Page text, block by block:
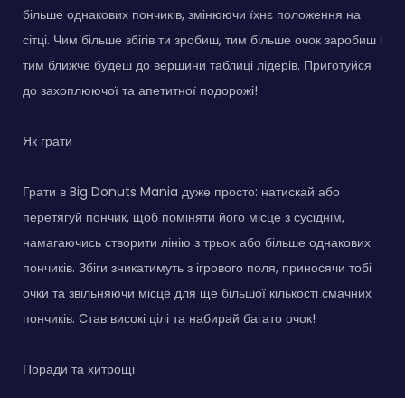
більше однакових пончиків, змінюючи їхнє положення на
сітці. Чим більше збігів ти зробиш, тим більше очок заробиш і
тим ближче будеш до вершини таблиці лідерів. Приготуйся
до захоплюючої та апетитної подорожі!
Як грати
Грати в Big Donuts Mania дуже просто: натискай або
перетягуй пончик, щоб поміняти його місце з сусіднім,
намагаючись створити лінію з трьох або більше однакових
пончиків. Збіги зникатимуть з ігрового поля, приносячи тобі
очки та звільняючи місце для ще більшої кількості смачних
пончиків. Став високі цілі та набирай багато очок!
Поради та хитрощі